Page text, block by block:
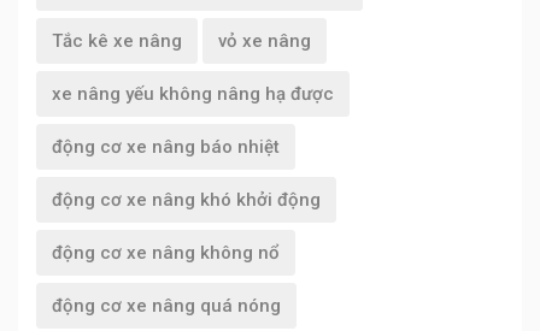
Tắc kê xe nâng vỏ xe nâng
xe nâng yếu không nâng hạ được
động cơ xe nâng báo nhiệt
động cơ xe nâng khó khởi động
động cơ xe nâng không nổ
động cơ xe nâng quá nóng